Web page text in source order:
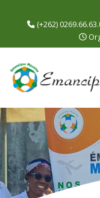
(+262)